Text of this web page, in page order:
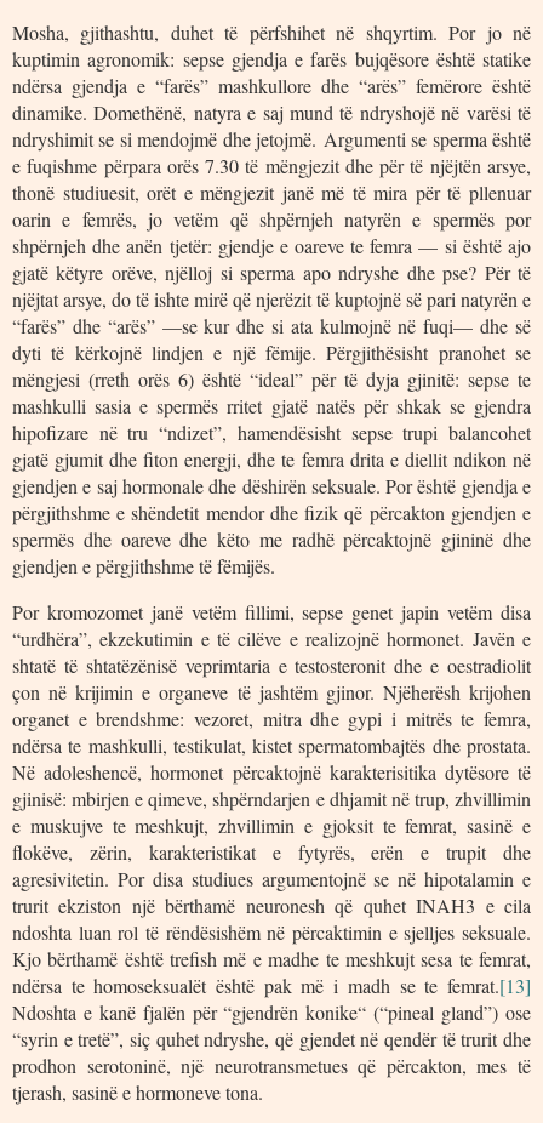
Mosha, gjithashtu, duhet të përfshihet në shqyrtim. Por jo në
kuptimin agronomik: sepse gjendja e farës bujqësore është statike
ndërsa gjendja e “farës” mashkullore dhe “arës” femërore është
dinamike. Domethënë, natyra e saj mund të ndryshojë në varësi të
ndryshimit se si mendojmë dhe jetojmë. Argumenti se sperma është
e fuqishme përpara orës 7.30 të mëngjezit dhe për të njëjtën arsye,
thonë studiuesit, orët e mëngjezit janë më të mira për të pllenuar
oarin e femrës, jo vetëm që shpërnjeh natyrën e spermës por
shpërnjeh dhe anën tjetër: gjendje e oareve te femra — si është ajo
gjatë këtyre orëve, njëlloj si sperma apo ndryshe dhe pse? Për të
njëjtat arsye, do të ishte mirë që njerëzit të kuptojnë së pari natyrën e
“farës” dhe “arës” —se kur dhe si ata kulmojnë në fuqi— dhe së
dyti të kërkojnë lindjen e një fëmije. Përgjithësisht pranohet se
mëngjesi (rreth orës 6) është “ideal” për të dyja gjinitë: sepse te
mashkulli sasia e spermës rritet gjatë natës për shkak se gjendra
hipofizare në tru “ndizet”, hamendësisht sepse trupi balancohet
gjatë gjumit dhe fiton energji, dhe te femra drita e diellit ndikon në
gjendjen e saj hormonale dhe dëshirën seksuale. Por është gjendja e
përgjithshme e shëndetit mendor dhe fizik që përcakton gjendjen e
spermës dhe oareve dhe këto me radhë përcaktojnë gjininë dhe
gjendjen e përgjithshme të fëmijës.
Por kromozomet janë vetëm fillimi, sepse genet japin vetëm disa
“urdhëra”, ekzekutimin e të cilëve e realizojnë hormonet. Javën e
shtatë të shtatëzënisë veprimtaria e testosteronit dhe e oestradiolit
çon në krijimin e organeve të jashtëm gjinor. Njëherësh krijohen
organet e brendshme: vezoret, mitra dhe gypi i mitrës te femra,
ndërsa te mashkulli, testikulat, kistet spermatombajtës dhe prostata.
Në adoleshencë, hormonet përcaktojnë karakterisitika dytësore të
gjinisë: mbirjen e qimeve, shpërndarjen e dhjamit në trup, zhvillimin
e muskujve te meshkujt, zhvillimin e gjoksit te femrat, sasinë e
flokëve, zërin, karakteristikat e fytyrës, erën e trupit dhe
agresivitetin. Por disa studiues argumentojnë se në hipotalamin e
trurit ekziston një bërthamë neuronesh që quhet INAH3 e cila
ndoshta luan rol të rëndësishëm në përcaktimin e sjelljes seksuale.
Kjo bërthamë është trefish më e madhe te meshkujt sesa te femrat,
ndërsa te homoseksualët është pak më i madh se te femrat.[13]
Ndoshta e kanë fjalën për “gjendrën konike“ (“pineal gland”) ose
“syrin e tretë”, siç quhet ndryshe, që gjendet në qendër të trurit dhe
prodhon serotoninë, një neurotransmetues që përcakton, mes të
tjerash, sasinë e hormoneve tona.